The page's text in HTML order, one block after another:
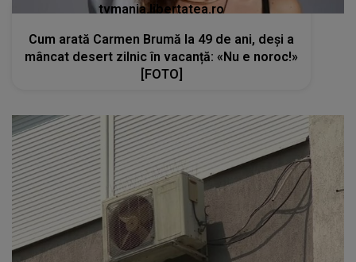
tvmania.libertatea.ro
Cum arată Carmen Brumă la 49 de ani, deși a
mâncat desert zilnic în vacanță: «Nu e noroc!»
[FOTO]